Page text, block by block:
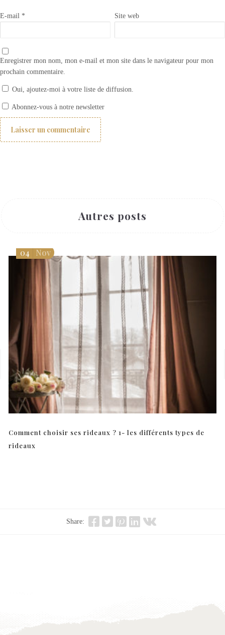
E-mail * Site web
Enregistrer mon nom, mon e-mail et mon site dans le navigateur pour mon
prochain commentaire.
Oui, ajoutez-moi à votre liste de diffusion.
Abonnez-vous à notre newsletter
Autres posts
Comment choisir ses rideaux ? 1- les différents types de
rideaux
04 Nov
Share: